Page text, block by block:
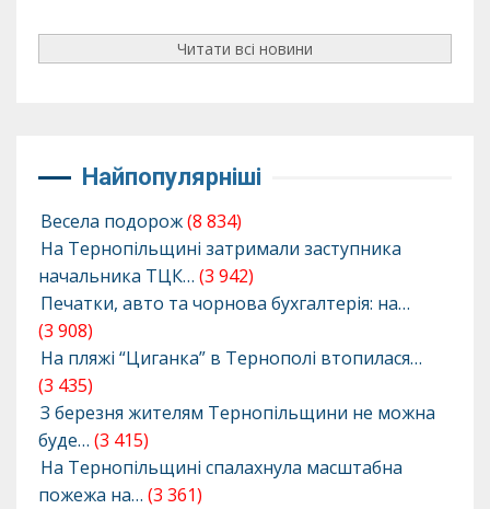
Читати всі новини
Найпопулярніші
Весела подорож(8 834)
На Тернопільщині затримали заступника
начальника ТЦК… (3 942)
Печатки, авто та чорнова бухгалтерія: на…
(3 908)
На пляжі “Циганка” в Тернополі втопилася…
(3 435)
З березня жителям Тернопільщини не можна
буде… (3 415)
На Тернопільщині спалахнула масштабна
пожежа на… (3 361)